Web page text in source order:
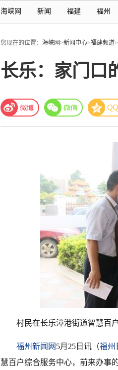
海峡网 新闻 福建 福州
您现在的位置： 海峡网>新闻中心>福建频道>
长乐：家门口
村民在长乐漳港街道智慧百
福州新闻网 5月25日讯（福州
慧百户综合服务中心，前来办事